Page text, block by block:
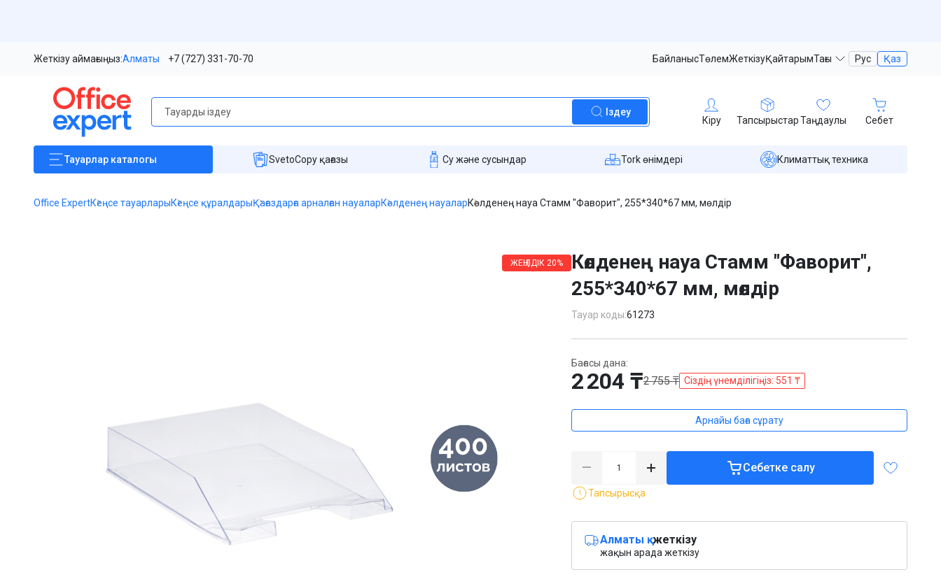
Жеткізу аймағыңыз:Алматы +7 (727) 331-70-70 БайланысТөлемЖеткізуҚайтарымТағы Рус Қаз
Іздеу
Кіру ТапсырыстарТаңдаулы Себет
Тауарлар каталогы SvetoCopy қағазы Су және сусындар Tork өнімдері Климаттық техника
Office ExpertКеңсе тауарларыКеңсе құралдарыҚағаздарға арналған науаларКөлденең науаларКөлденең науа Стамм "Фаворит", 255*340*67 мм, мөлдір
ЖЕҢІЛДІК 20%
Көлденең науа Стамм "Фаворит",
255*340*67 мм, мөлдір
Тауар коды:61273
Бағасы дана:
2 204 ₸2 755 ₸ Сіздің үнемділігіңіз: 551 ₸
Арнайы баға сұрату
Себетке салу
Тапсырысқа
Алматы қ.жеткізу
жақын арада жеткізу